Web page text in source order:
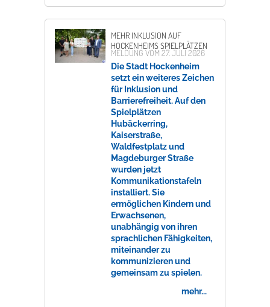
MEHR INKLUSION AUF
HOCKENHEIMS SPIELPLÄTZEN
MELDUNG VOM 27. JULI 2026
Die Stadt Hockenheim
setzt ein weiteres Zeichen
für Inklusion und
Barrierefreiheit. Auf den
Spielplätzen
Hubäckerring,
Kaiserstraße,
Waldfestplatz und
Magdeburger Straße
wurden jetzt
Kommunikationstafeln
installiert. Sie
ermöglichen Kindern und
Erwachsenen,
unabhängig von ihren
sprachlichen Fähigkeiten,
miteinander zu
kommunizieren und
gemeinsam zu spielen.
mehr...